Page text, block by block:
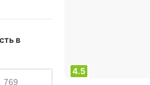
в
4.5